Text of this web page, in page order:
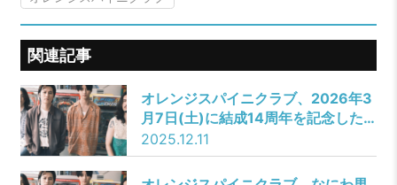
関連記事
オレンジスパイニクラブ、2026年3
月7日(土)に結成14周年を記念した
ライブ「ザ・ベスト20 Vol.3」を大
阪・バナナホールにて開催決定！
2025.12.11